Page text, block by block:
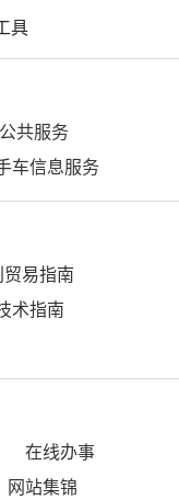
具
共服务
车信息服务
易指南
术指南
在线办事
网站集锦